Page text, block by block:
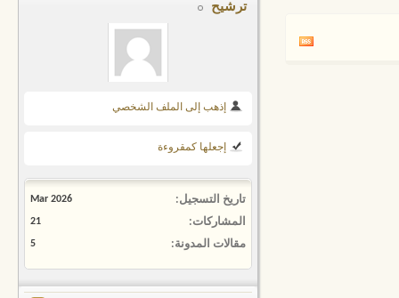
ترشيح
إذهب إلى الملف الشخصي
إجعلها كمقروءة
تاريخ التسجيل Mar 2026
المشاركات 21
مقالات المدونة 5